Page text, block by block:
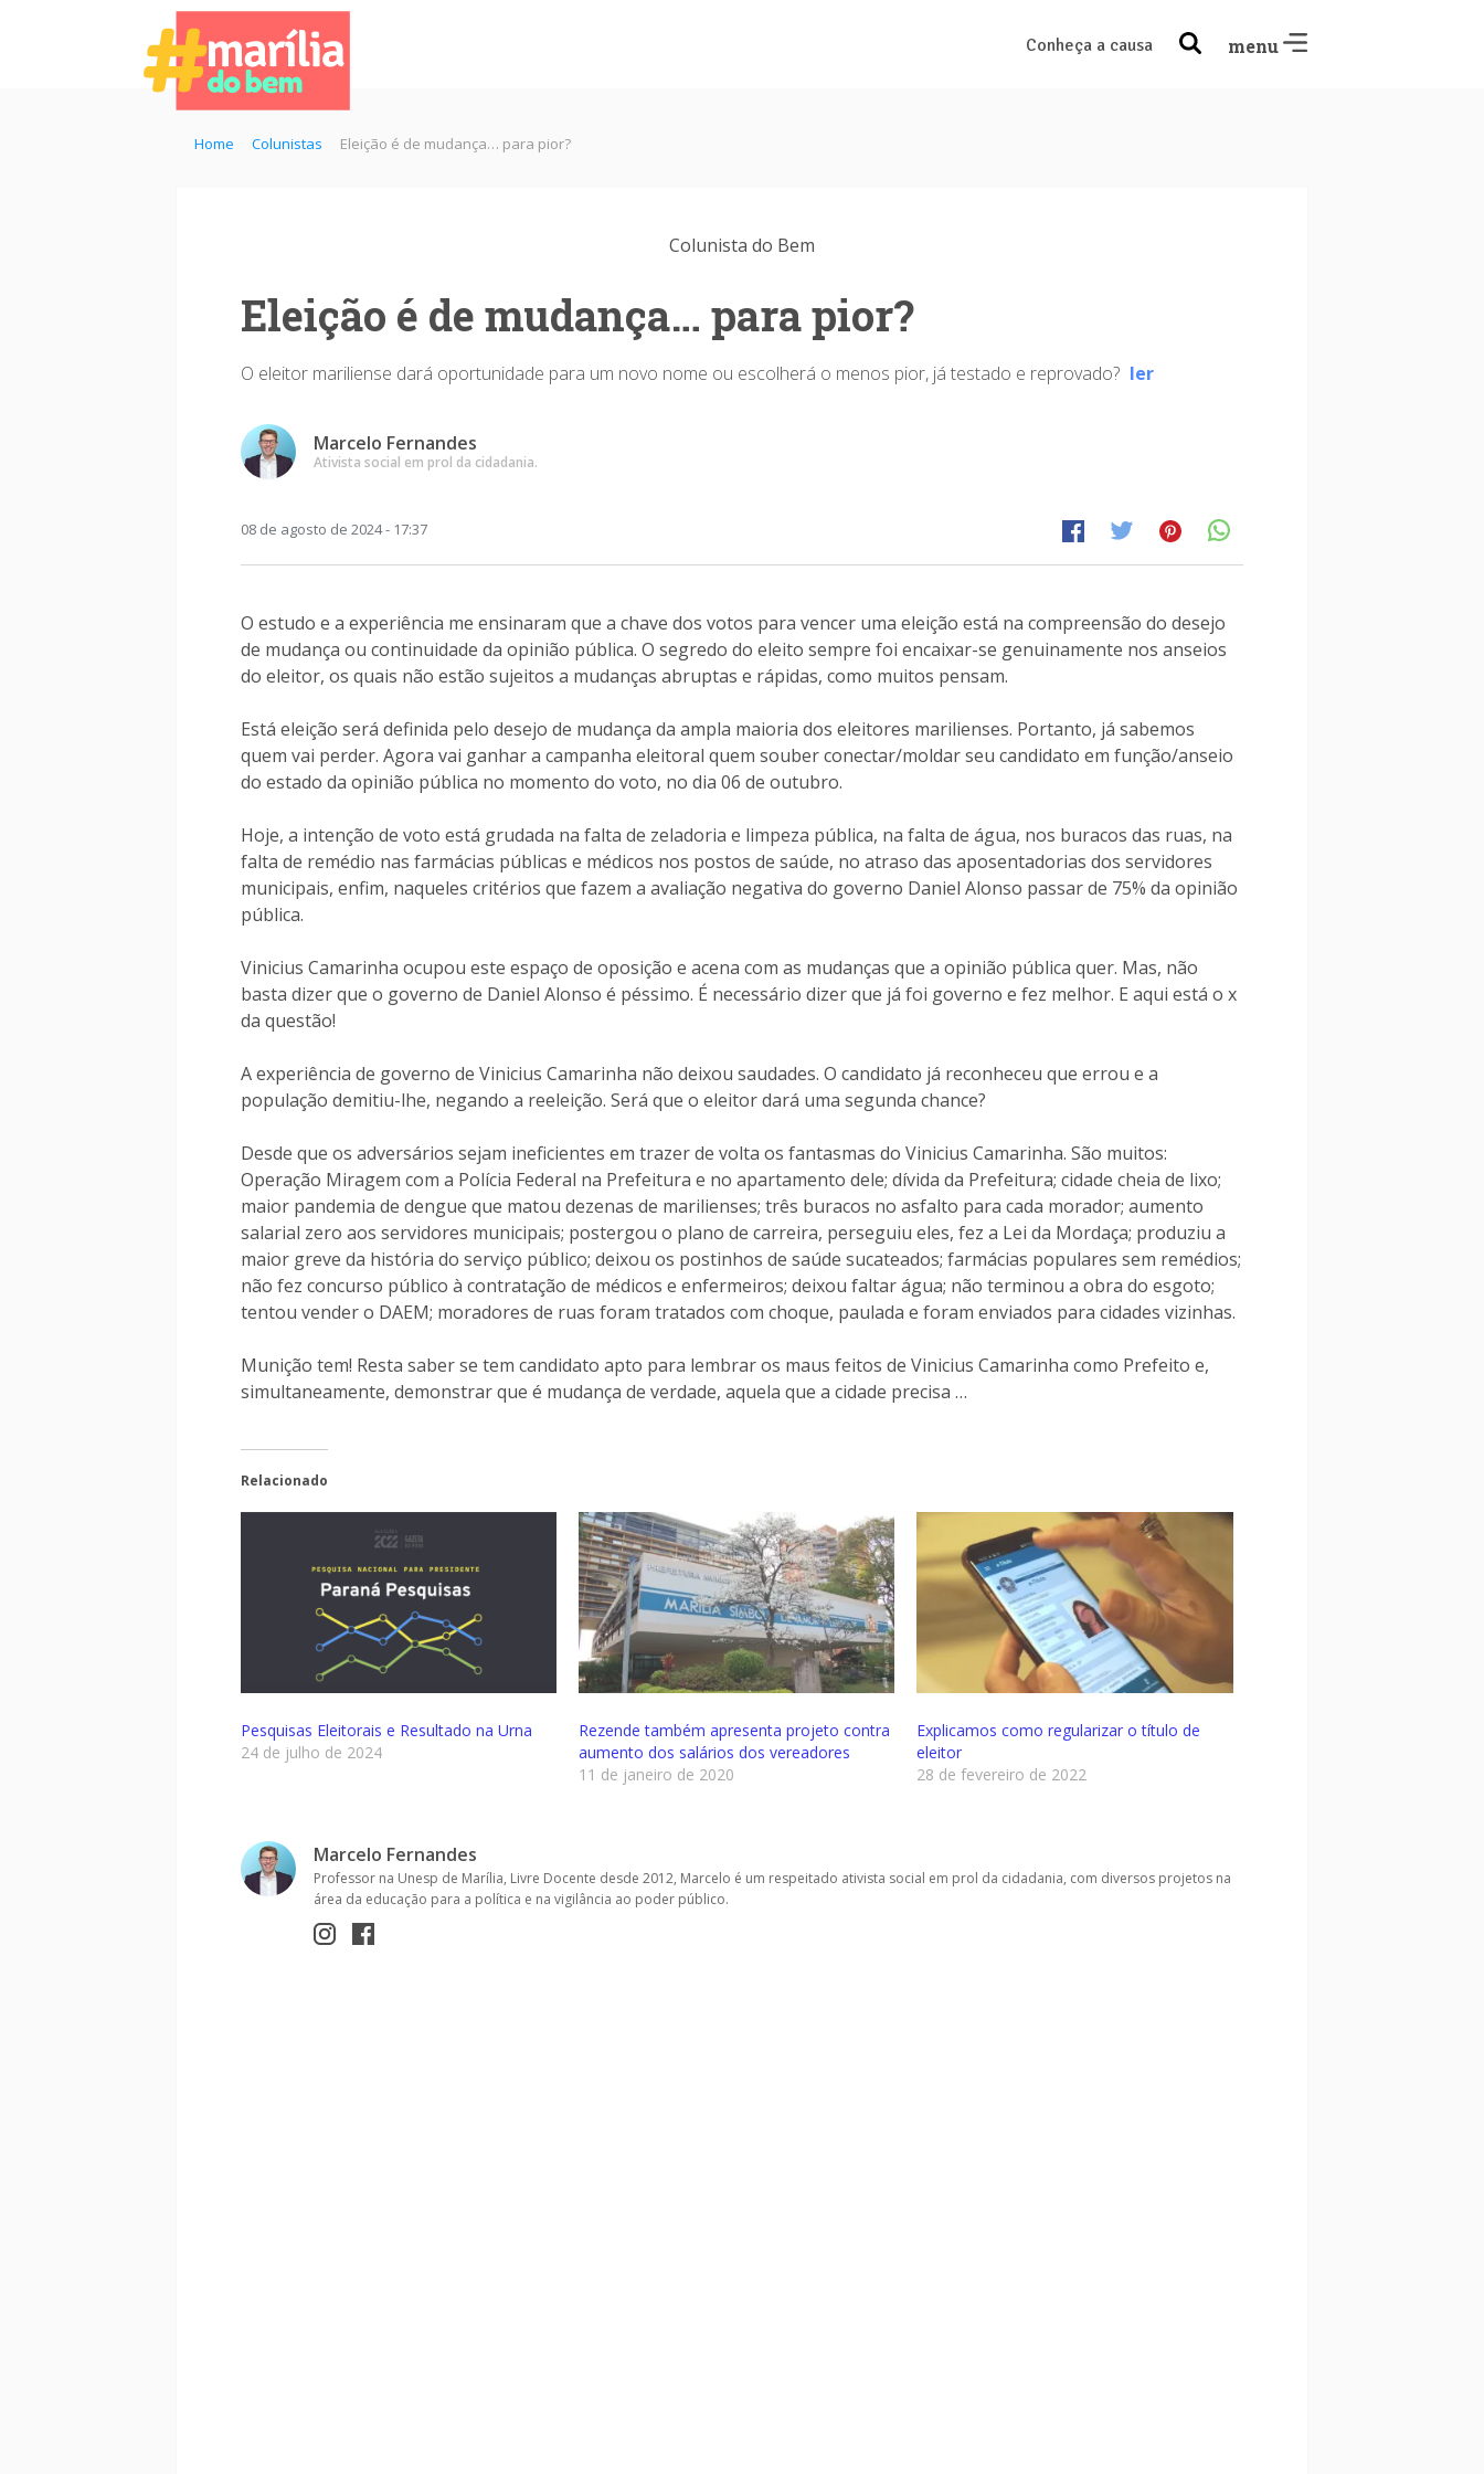
Conheça a causa menu
Home Colunistas Eleição é de mudança… para pior?
Colunista do Bem
Eleição é de mudança… para pior?
O eleitor mariliense dará oportunidade para um novo nome ou escolherá o menos pior, já testado e reprovado? ler
Marcelo Fernandes
Ativista social em prol da cidadania.
08 de agosto de 2024 - 17:37
O estudo e a experiência me ensinaram que a chave dos votos para vencer uma eleição está na compreensão do desejo
de mudança ou continuidade da opinião pública. O segredo do eleito sempre foi encaixar-se genuinamente nos anseios
do eleitor, os quais não estão sujeitos a mudanças abruptas e rápidas, como muitos pensam.
Está eleição será definida pelo desejo de mudança da ampla maioria dos eleitores marilienses. Portanto, já sabemos
quem vai perder. Agora vai ganhar a campanha eleitoral quem souber conectar/moldar seu candidato em função/anseio
do estado da opinião pública no momento do voto, no dia 06 de outubro.
Hoje, a intenção de voto está grudada na falta de zeladoria e limpeza pública, na falta de água, nos buracos das ruas, na
falta de remédio nas farmácias públicas e médicos nos postos de saúde, no atraso das aposentadorias dos servidores
municipais, enfim, naqueles critérios que fazem a avaliação negativa do governo Daniel Alonso passar de 75% da opinião
pública.
Vinicius Camarinha ocupou este espaço de oposição e acena com as mudanças que a opinião pública quer. Mas, não
basta dizer que o governo de Daniel Alonso é péssimo. É necessário dizer que já foi governo e fez melhor. E aqui está o x
da questão!
A experiência de governo de Vinicius Camarinha não deixou saudades. O candidato já reconheceu que errou e a
população demitiu-lhe, negando a reeleição. Será que o eleitor dará uma segunda chance?
Desde que os adversários sejam ineficientes em trazer de volta os fantasmas do Vinicius Camarinha. São muitos:
Operação Miragem com a Polícia Federal na Prefeitura e no apartamento dele; dívida da Prefeitura; cidade cheia de lixo;
maior pandemia de dengue que matou dezenas de marilienses; três buracos no asfalto para cada morador; aumento
salarial zero aos servidores municipais; postergou o plano de carreira, perseguiu eles, fez a Lei da Mordaça; produziu a
maior greve da história do serviço público; deixou os postinhos de saúde sucateados; farmácias populares sem remédios;
não fez concurso público à contratação de médicos e enfermeiros; deixou faltar água; não terminou a obra do esgoto;
tentou vender o DAEM; moradores de ruas foram tratados com choque, paulada e foram enviados para cidades vizinhas.
Munição tem! Resta saber se tem candidato apto para lembrar os maus feitos de Vinicius Camarinha como Prefeito e,
simultaneamente, demonstrar que é mudança de verdade, aquela que a cidade precisa …
Relacionado
Pesquisas Eleitorais e Resultado na Urna
24 de julho de 2024
Rezende também apresenta projeto contra
aumento dos salários dos vereadores
11 de janeiro de 2020
Explicamos como regularizar o título de
eleitor
28 de fevereiro de 2022
Marcelo Fernandes
Professor na Unesp de Marília, Livre Docente desde 2012, Marcelo é um respeitado ativista social em prol da cidadania, com diversos projetos na
área da educação para a política e na vigilância ao poder público.